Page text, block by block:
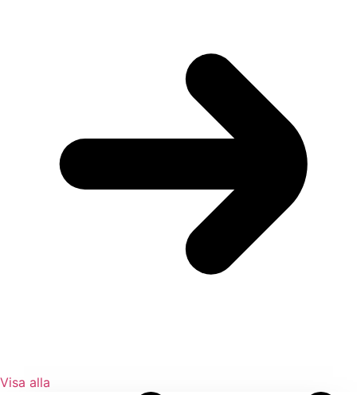
Visa alla